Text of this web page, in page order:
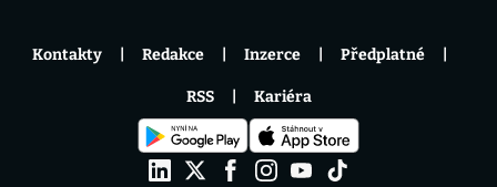
Kontakty Redakce Inzerce Předplatné
RSS Kariéra